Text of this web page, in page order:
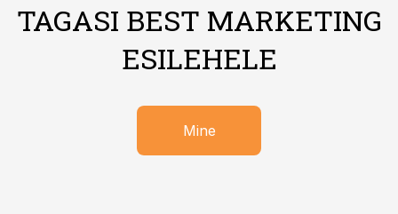
TAGASI BEST MARKETING
ESILEHELE
Mine